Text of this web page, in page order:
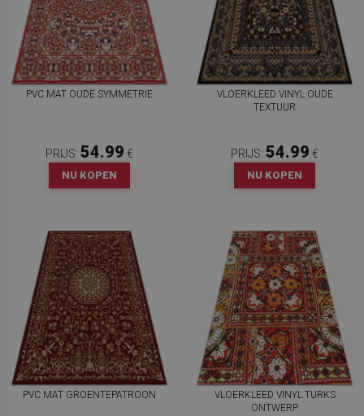
PVC MAT OUDE SYMMETRIE
PRIJS: 54.99 €
NU KOPEN
VLOERKLEED VINYL OUDE
TEXTUUR
PRIJS: 54.99 €
NU KOPEN
PVC MAT GROENTEPATROON
VLOERKLEED VINYL TURKS
ONTWERP